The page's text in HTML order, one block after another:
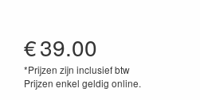
€39.00
*Prijzen zijn inclusief btw
Prijzen enkel geldig online.